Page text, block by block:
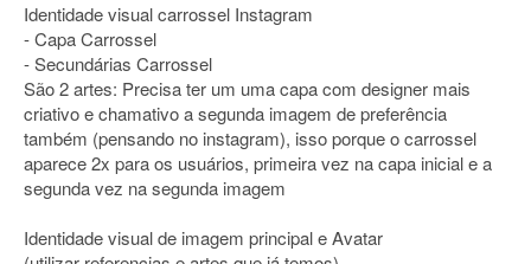
Identidade visual carrossel Instagram
- Capa Carrossel
- Secundárias Carrossel
São 2 artes: Precisa ter um uma capa com designer mais
criativo e chamativo a segunda imagem de preferência
também (pensando no instagram), isso porque o carrossel
aparece 2x para os usuários, primeira vez na capa inicial e a
segunda vez na segunda imagem
Identidade visual de imagem principal e Avatar